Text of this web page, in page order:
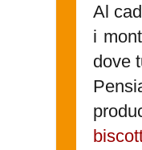
Al
i
dove